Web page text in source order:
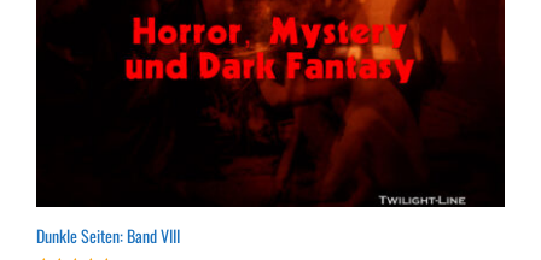
Dunkle Seiten: Band VIII